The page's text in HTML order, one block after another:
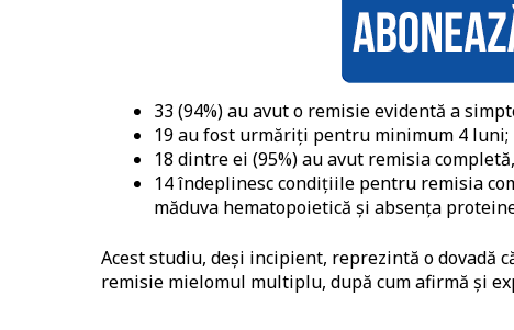
33 (94%) au avut o remisie evidentă a
19 au fost urmăriți pentru minimum 4 luni;
18 dintre ei (95%) au avut remisia
14 îndeplinesc condițiile pentru remisia
măduva hematopoietică și absența
Acest studiu, deși incipient, reprezintă o dovadă
remisie mielomul multiplu, după cum afirmă și